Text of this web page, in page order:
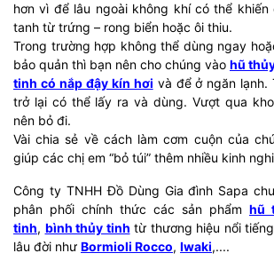
hơn vì để lâu ngoài không khí có thể
tanh từ trứng – rong biển hoặc ôi thiu.
Trong trường hợp không thể dùng ngay
bảo quản thì bạn nên cho chúng vào hũ
tinh có nắp đậy kín hơi và để ở ngăn lạnh.
trở lại có thể lấy ra và dùng. Vượt qua
nên bỏ đi.
Vài chia sẻ về cách làm cơm cuộn của
giúp các chị em “bỏ túi” thêm nhiều kinh
Công ty TNHH Đồ Dùng Gia đình Sapa
phân phối chính thức các sản phẩm hũ
tinh, bình thủy tinh từ thương hiệu nổi
lâu đời như Bormioli Rocco, Iwaki,....